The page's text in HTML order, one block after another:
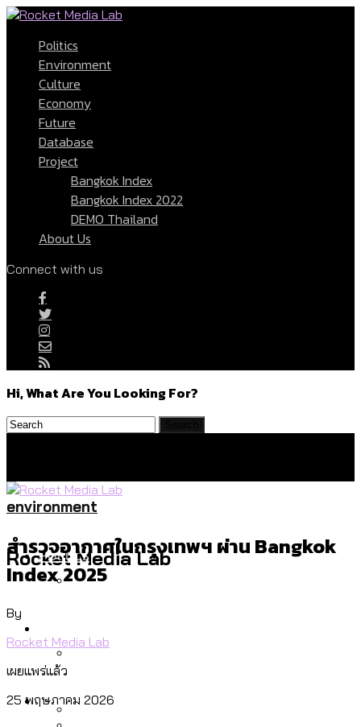
Politics
Environment
Culture
Economy
Future
Database
Project
Bangkok Index
Bangkok Index 2022
DEMO Thailand
About Us
Connect with us
Hi, What Are You Looking For?
Rocket Media Lab
Politics
จราจรฯ เพิ่ม 150% มีเพียง 5 เขตที่งบเพิ่ม
สำรวจเหตุไฟไหม้ในกรุงเทพฯ ส่วนใหญ่มา
Culture
environment
สำรวจอากาศในกรุงเทพฯ ผ่าน Bangkok
Index 2025
By
Rocket Media Lab
เผยแพร่แล้ว
25 พฤษภาคม 2026